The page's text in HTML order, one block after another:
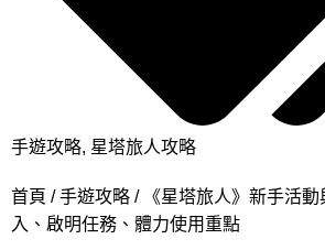
手遊攻略, 星塔旅人攻略
首頁 手遊攻略
《星塔旅人》新手活
入、啟明任務、體力使用重點